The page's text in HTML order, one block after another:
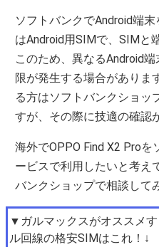
ソフトバンクでAndroid端
はAndroid用SIMで、SIMと
このため、異なるAndroid
限が発生する場合がありま
る方はソフトバンクショッ
すが、その際に技適の確認
海外でOPPO Find X2 Pro
ービスで利用したいと考え
バンクショップで相談して
▼ガルマックスがオススメ
ル回線の格安SIMはこれ！↓